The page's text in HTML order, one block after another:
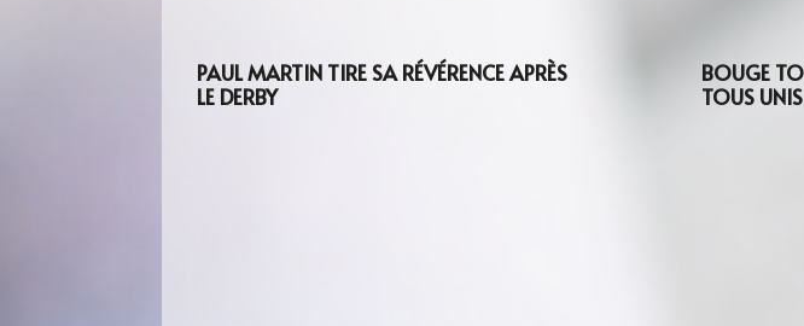
PAUL MARTIN TIRE SA RÉVÉRENCE APRÈS
LE DERBY
BOUGE
TOUS